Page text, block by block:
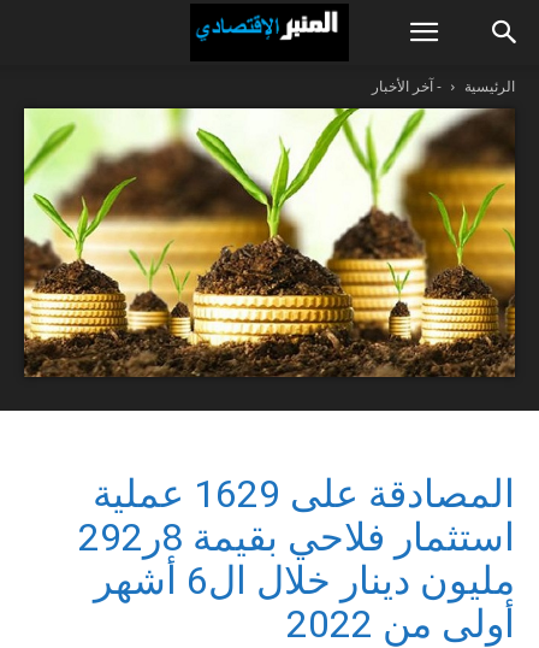
الرئيسية - آخر الأخبار
المصادقة على 1629 عملية
استثمار فلاحي بقيمة 8ر292
مليون دينار خلال ال6 أشهر
أولى من 2022